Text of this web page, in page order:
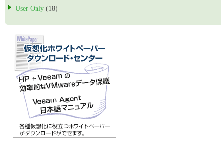
User Only (18)